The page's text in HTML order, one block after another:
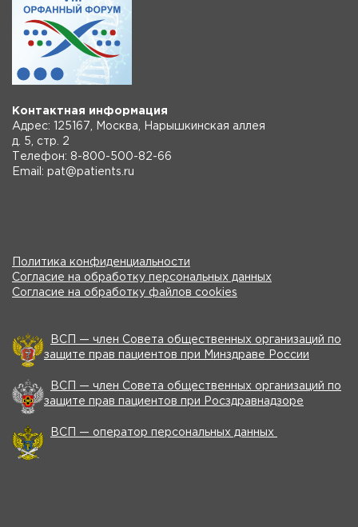
Контактная информация
Адрес: 125167, Москва, Нарышкинская аллея
д. 5, стр. 2
Телефон: 8-800-500-82-66
Email: pat@patients.ru
Политика конфиденциальности
Согласие на обработку персональных данных
Согласие на обработку файлов cookies
ВСП — член Совета общественных организаций по
защите прав пациентов при Минздраве России
ВСП — член Совета общественных организаций по
защите прав пациентов при Росздравнадзоре
ВСП — оператор персональных данных